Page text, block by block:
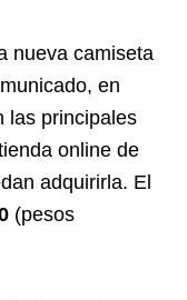
nueva camiseta
en
las principales
online de
adquirirla. El
(pesos